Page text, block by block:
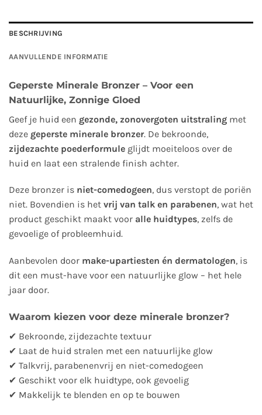
BESCHRIJVING
AANVULLENDE INFORMATIE
Geperste Minerale Bronzer – Voor een
Natuurlijke, Zonnige Gloed
Geef je huid een gezonde, zonovergoten uitstraling met
deze geperste minerale bronzer. De bekroonde,
zijdezachte poederformule glijdt moeiteloos over de
huid en laat een stralende finish achter.
Deze bronzer is niet-comedogeen, dus verstopt de poriën
niet. Bovendien is het vrij van talk en parabenen, wat het
product geschikt maakt voor alle huidtypes, zelfs de
gevoelige of probleemhuid.
Aanbevolen door make-upartiesten én dermatologen, is
dit een must-have voor een natuurlijke glow – het hele
jaar door.
Waarom kiezen voor deze minerale bronzer?
✔ Bekroonde, zijdezachte textuur
✔ Laat de huid stralen met een natuurlijke glow
✔ Talkvrij, parabenenvrij en niet-comedogeen
✔ Geschikt voor elk huidtype, ook gevoelig
✔ Makkelijk te blenden en op te bouwen